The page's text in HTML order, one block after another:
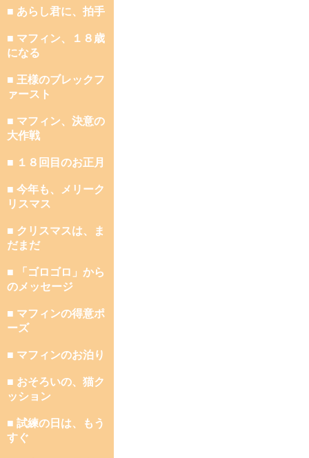
■ あらし君に、拍手
■ マフィン、１８歳
になる
■ 王様のブレックフ
ァースト
■ マフィン、決意の
大作戦
■ １８回目のお正月
■ 今年も、メリーク
リスマス
■ クリスマスは、ま
だまだ
■ 「ゴロゴロ」から
のメッセージ
■ マフィンの得意ポ
ーズ
■ マフィンのお泊り
■ おそろいの、猫ク
ッション
■ 試練の日は、もう
すぐ